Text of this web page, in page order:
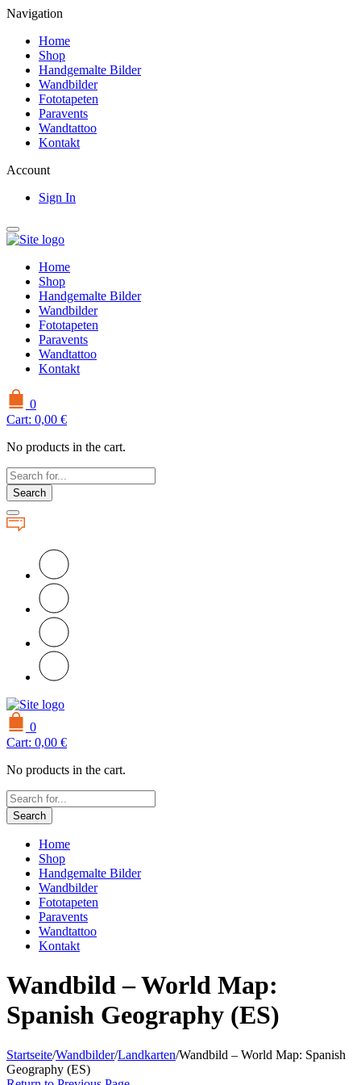
Navigation
Home
Shop
Handgemalte Bilder
Wandbilder
Fototapeten
Paravents
Wandtattoo
Kontakt
Account
Sign In
Home
Shop
Handgemalte Bilder
Wandbilder
Fototapeten
Paravents
Wandtattoo
Kontakt
0
Cart: 0,00 €
No products in the cart.
Search
0
Cart: 0,00 €
No products in the cart.
Search
Home
Shop
Handgemalte Bilder
Wandbilder
Fototapeten
Paravents
Wandtattoo
Kontakt
Wandbild – World Map:
Spanish Geography (ES)
Startseite/Wandbilder/Landkarten/Wandbild – World Map: Spanish
Geography (ES)